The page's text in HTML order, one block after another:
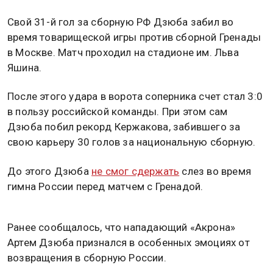
Свой 31-й гол за сборную РФ Дзюба забил во
время товарищеской игры против сборной Гренады
в Москве. Матч проходил на стадионе им. Льва
Яшина.
После этого удара в ворота соперника счет стал 3:0
в пользу российской команды. При этом сам
Дзюба побил рекорд Кержакова, забившего за
свою карьеру 30 голов за национальную сборную.
До этого Дзюба не смог сдержать слез во время
гимна России перед матчем с Гренадой.
Ранее сообщалось, что нападающий «Акрона»
Артем Дзюба признался в особенных эмоциях от
возвращения в сборную России.